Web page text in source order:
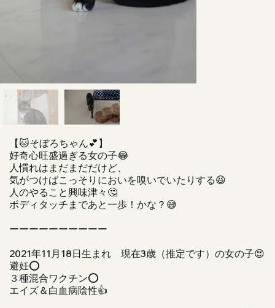
【🐱そぼろちゃん💕】
好奇心旺盛過ぎる女の子😂
人慣れはまだまだだけど、
気がつけばこっそりにおいを嗅いでいたりする😆
人のやること興味津々🤔
ボディタッチまであと一歩！かな？😅
ーーーーーーーーーー
2021年11月18日生まれ 現在3歳（推定です）の女の子😍
避妊⭕️
３種混合ワクチン⭕️
エイズ＆白血病陰性👍